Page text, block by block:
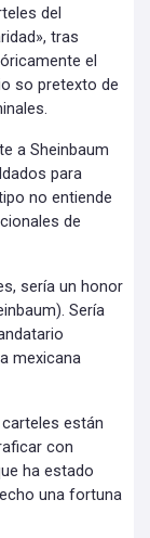
del
tras
el
so pretexto de
a Sheinbaum
para
no entiende
de
sería un honor
Sería
mexicana
están
con
ha estado
una fortuna